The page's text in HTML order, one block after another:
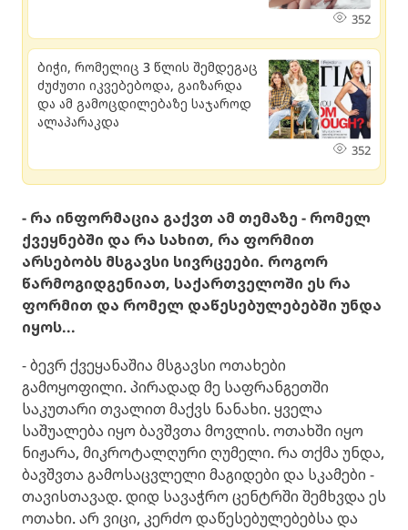
352
ბიჭი, რომელიც 3 წლის შემდეგაც
ძუძუთი იკვებებოდა, გაიზარდა
და ამ გამოცდილებაზე საჯაროდ
ალაპარაკდა
352
- რა ინფორმაცია გაქვთ ამ თემაზე - რომელ
ქვეყნებში და რა სახით, რა ფორმით
არსებობს მსგავსი სივრცეები. როგორ
წარმოგიდგენიათ, საქართველოში ეს რა
ფორმით და რომელ დაწესებულებებში უნდა
იყოს...
- ბევრ ქვეყანაშია მსგავსი ოთახები
გამოყოფილი. პირადად მე საფრანგეთში
საკუთარი თვალით მაქვს ნანახი. ყველა
საშუალება იყო ბავშვთა მოვლის. ოთახში იყო
ნიჟარა, მიკროტალღური ღუმელი. რა თქმა უნდა,
ბავშვთა გამოსაცვლელი მაგიდები და სკამები -
თავისთავად. დიდ სავაჭრო ცენტრში შემხვდა ეს
ოთახი. არ ვიცი, კერძო დაწესებულებებსა და